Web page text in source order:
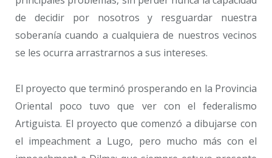
de decidir por nosotros y resguardar nuestra
soberanía cuando a cualquiera de nuestros vecinos
se les ocurra arrastrarnos a sus intereses.
El proyecto que terminó prosperando en la Provincia
Oriental poco tuvo que ver con el federalismo
Artiguista. El proyecto que comenzó a dibujarse con
el impeachment a Lugo, pero mucho más con el